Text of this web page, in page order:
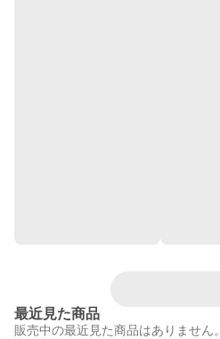
最近見た商品
販売中の最近見た商品はありません。